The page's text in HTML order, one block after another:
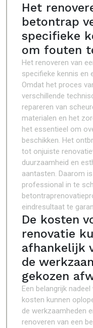
Het
betontrap
specifieke
om fouten
Het renoveren van
specifieke kennis en
Omdat het proces
verschillende
repareren van
materialen en het
het essentieel om
beschikken. Het
tot onjuiste
duurzaamheid en
aantasten. Daarom
professional in te
eindresultaat te
De kosten
renovatie
afhankelijk
de
gekozen
Een belangrijk
kosten kunnen
de werkzaamheden
renoveren van een